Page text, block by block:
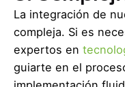
La integración de
compleja. Si es
expertos en
guiarte en el